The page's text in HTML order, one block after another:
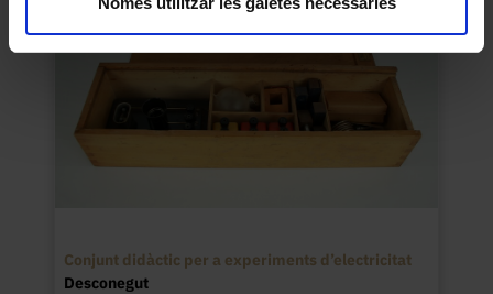
Conjunt didàctic per a experiments d’electricitat
Desconegut